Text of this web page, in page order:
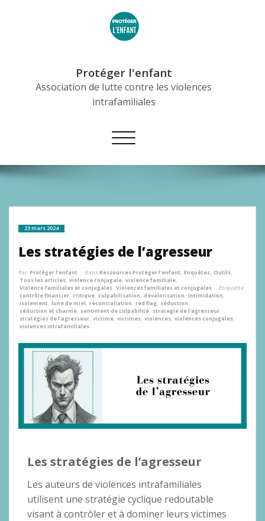
Protéger l'enfant
Association de lutte contre les violences
intrafamiliales
Afficher/masquer
la
23 mars 2024
Les stratégies de l’agresseur
Par Protéger l'enfant dansRessources Protéger l'enfant, Enquêtes, Outils,
Tous les articles, violence conjugale, violence familiale,
Violence familiales et conjugales, Violences familiales et conjugales
Étiquette
contrôle financier, critique, culpabilisation, dévalorisation, intimidation,
isolement, lune de miel, réconcialiation, red flag, séduction,
séduction et charme, sentiment de culpabilité, strategie de l'agresseur,
stratégies de l'agresseur, victime, victimes, violences, violences conjugales,
violences intrafamiliales
Les stratégies de l’agresseur
Les auteurs de violences intrafamiliales
utilisent une stratégie cyclique redoutable
visant à contrôler et à dominer leurs victimes